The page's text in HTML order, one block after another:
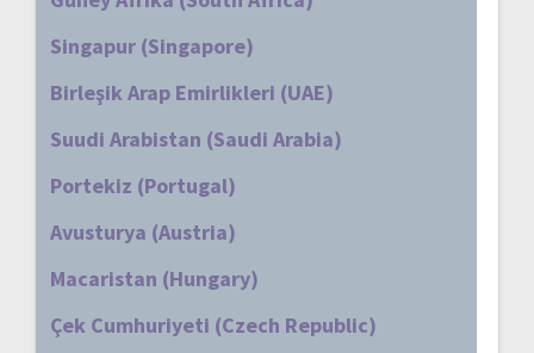
Singapur (Singapore)
Birleşik Arap Emirlikleri (UAE)
Suudi Arabistan (Saudi Arabia)
Portekiz (Portugal)
Avusturya (Austria)
Macaristan (Hungary)
Çek Cumhuriyeti (Czech Republic)